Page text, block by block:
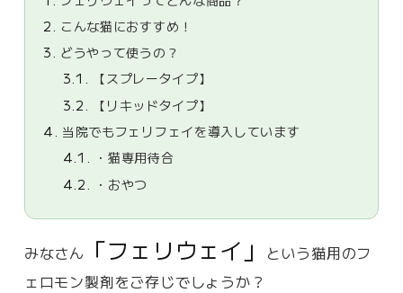
2.
こんな猫におすすめ！
3. どうやって使うの？
3.1. 【スプレータイプ】
3.2.
【リキッドタイプ】
4. 当院でもフェリフェイを導入しています
4.1. ・猫専用待合
4.2.
・おやつ
みなさん 「フェリウェイ」
という猫用のフ
ェロモン製剤をご存じでしょうか？